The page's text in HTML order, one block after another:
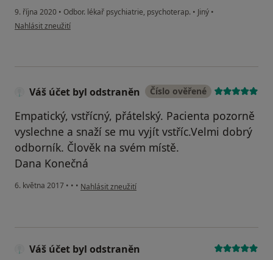
9. října 2020 • Odbor. lékař psychiatrie, psychoterap. • Jiný •
podle názoru uživatele Radka
Nahlásit zneužití
Váš účet byl odstraněn Číslo ověřené
Empatický, vstřícný, přátelský. Pacienta pozorně
vyslechne a snaží se mu vyjít vstříc.Velmi dobrý
odborník. Člověk na svém místě.
Dana Konečná
6. května 2017 • • • podle názoru uživatele Váš účet byl odstraněn
Nahlásit zneužití
Váš účet byl odstraněn